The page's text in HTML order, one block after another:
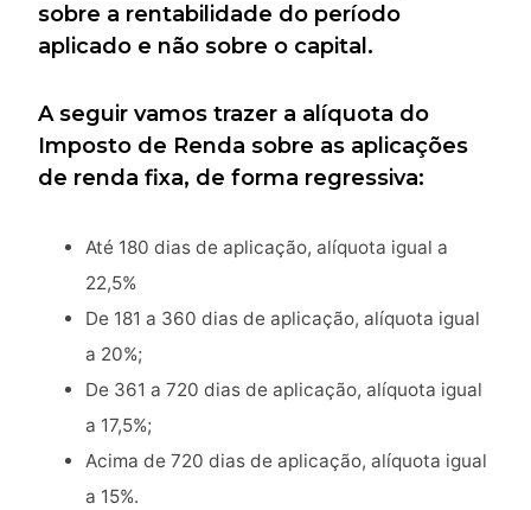
sobre a rentabilidade do período
aplicado e não sobre o capital.
A seguir vamos trazer a alíquota do
Imposto de Renda sobre as aplicações
de renda fixa, de forma regressiva:
Até 180 dias de aplicação, alíquota igual a
22,5%
De 181 a 360 dias de aplicação, alíquota igual
a 20%;
De 361 a 720 dias de aplicação, alíquota igual
a 17,5%;
Acima de 720 dias de aplicação, alíquota igual
a 15%.